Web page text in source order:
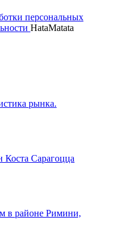
персональных
HataMatata
рынка.
Коста Сарагоцца
в районе Римини,